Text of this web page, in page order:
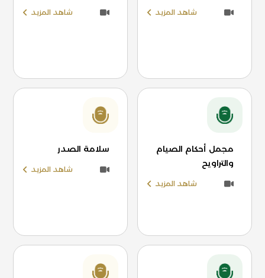
شاهد المزيد شاهد المزيد
مجمل أحكام الصيام
والتراويح
شاهد المزيد
سلامة الصدر
شاهد المزيد